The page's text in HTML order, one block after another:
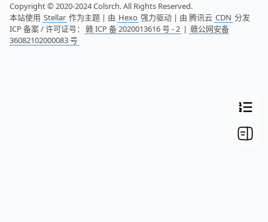
Copyright © 2020-2024 Colsrch. All Rights Reserved.
本站使用 Stellar 作为主题 | 由 Hexo 强力驱动 | 由 腾讯云 CDN 分发
ICP 备案 / 许可证号：
赣 ICP 备 2020013616 号 - 2 | 赣公网安备
36082102000083 号